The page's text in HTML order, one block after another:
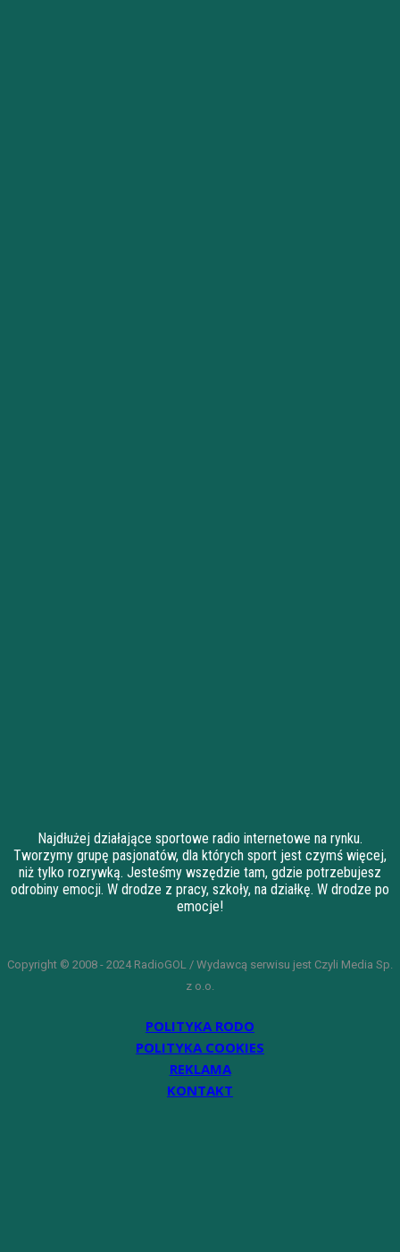
Najdłużej działające sportowe radio internetowe na rynku.
Tworzymy grupę pasjonatów, dla których sport jest czymś więcej,
niż tylko rozrywką. Jesteśmy wszędzie tam, gdzie potrzebujesz
odrobiny emocji. W drodze z pracy, szkoły, na działkę. W drodze po
emocje!
Copyright © 2008 - 2024 RadioGOL / Wydawcą serwisu jest Czyli Media Sp.
z o.o.
POLITYKA RODO
POLITYKA COOKIES
REKLAMA
KONTAKT